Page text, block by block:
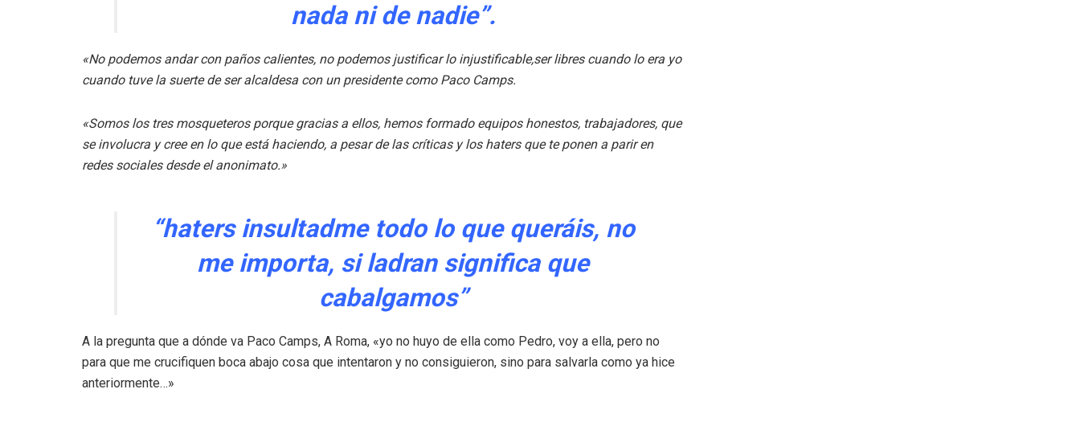
nada ni de nadie”.
«No podemos andar con paños calientes, no podemos justificar lo injustificable,ser libres cuando lo era yo
cuando tuve la suerte de ser alcaldesa con un presidente como Paco Camps.
«Somos los tres mosqueteros porque gracias a ellos, hemos formado equipos honestos, trabajadores, que
se involucra y cree en lo que está haciendo, a pesar de las críticas y los haters que te ponen a parir en
redes sociales desde el anonimato.»
“haters insultadme todo lo que queráis, no
me importa, si ladran significa que
cabalgamos”
A la pregunta que a dónde va Paco Camps, A Roma, «yo no huyo de ella como Pedro, voy a ella, pero no
para que me crucifiquen boca abajo cosa que intentaron y no consiguieron, sino para salvarla como ya hice
anteriormente…»